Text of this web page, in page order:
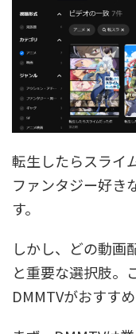
転生したらスライ
ファンタジー好き
す。
しかし、どの動画
と重要な選択肢。
DMMTVがおすす